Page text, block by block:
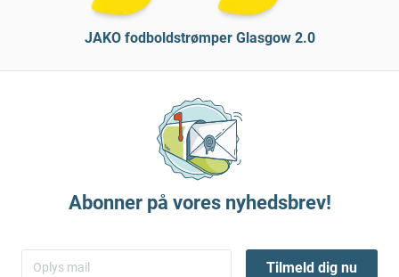
JAKO fodboldstrømper Glasgow 2.0
Abonner på vores nyhedsbrev!
Tilmeld dig nu